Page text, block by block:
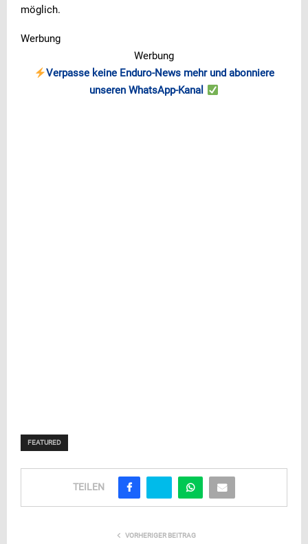
möglich.
Werbung
Werbung
Verpasse keine Enduro-News mehr und abonniere
unseren WhatsApp-Kanal
FEATURED
TEILEN
VORHERIGER BEITRAG